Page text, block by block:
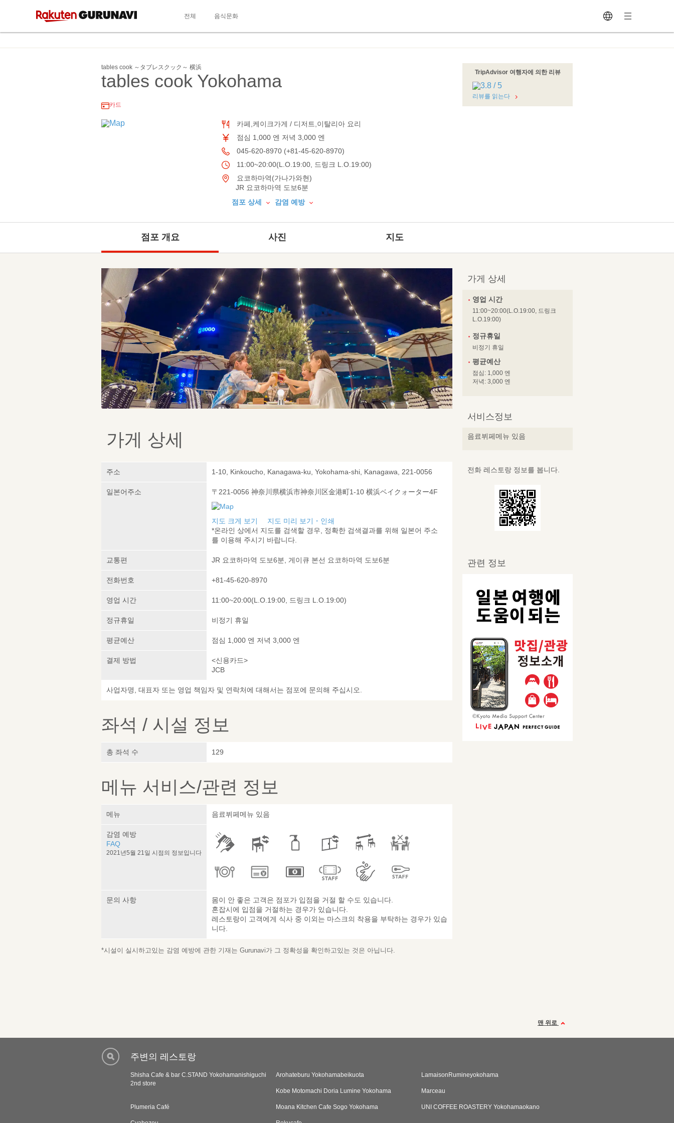
전체 음식문화
tables cook ～タブレスクック～ 横浜
tables cook Yokohama
카드
카페,케이크가게 / 디저트,이탈리아 요리
점심 1,000 엔 저녁 3,000 엔
045-620-8970 (+81-45-620-8970)
11:00~20:00(L.O.19:00, 드링크 L.O.19:00)
요코하마역(가나가와현)
JR 요코하마역 도보6분
점포 상세
감염 예방
TripAdvisor 여행자에 의한 리뷰
리뷰를 읽는다
점포 개요 사진 지도
가게 상세
주소 1-10, Kinkoucho, Kanagawa-ku, Yokohama-shi, Kanagawa, 221-0056
일본어주소 〒221-0056 神奈川県横浜市神奈川区金港町1-10 横浜ベイクォーター4F
지도 크게 보기
지도 미리 보기・인쇄
*온라인 상에서 지도를 검색할 경우, 정확한 검색결과를 위해 일본어 주소
를 이용해 주시기 바랍니다.
교통편 JR 요코하마역 도보6분, 게이큐 본선 요코하마역 도보6분
전화번호 +81-45-620-8970
영업 시간 11:00~20:00(L.O.19:00, 드링크 L.O.19:00)
정규휴일 비정기 휴일
평균예산 점심 1,000 엔 저녁 3,000 엔
결제 방법
<신용카드>
JCB
사업자명, 대표자 또는 영업 책임자 및 연락처에 대해서는 점포에 문의해 주십시오.
좌석 / 시설 정보
총 좌석 수 129
메뉴 서비스/관련 정보
메뉴 음료뷔페메뉴 있음
감염 예방
FAQ
2021년5월 21일 시점의 정보입니다
문의 사항
몸이 안 좋은 고객은 점포가 입점을 거절 할 수도 있습니다.
혼잡시에 입점을 거절하는 경우가 있습니다.
레스토랑이 고객에게 식사 중 이외는 마스크의 착용을 부탁하는 경우가 있습
니다.
*시설이 실시하고있는 감염 예방에 관한 기재는 Gurunavi가 그 정확성을 확인하고있는 것은 아닙니다.
가게 상세
영업 시간
11:00~20:00(L.O.19:00, 드링크
L.O.19:00)
정규휴일
비정기 휴일
평균예산
점심: 1,000 엔
저녁: 3,000 엔
서비스정보
음료뷔페메뉴 있음
전화 레스토랑 정보를 봅니다.
관련 정보
맨 위로
주변의 레스토랑
Shisha Cafe & bar C.STAND Yokohamanishiguchi
2nd store
Arohateburu Yokohamabeikuota LamaisonRumineyokohama
Kobe Motomachi Doria Lumine Yokohama Marceau
Plumeria Café Moana Kitchen Cafe Sogo Yokohama UNI COFFEE ROASTERY Yokohamaokano